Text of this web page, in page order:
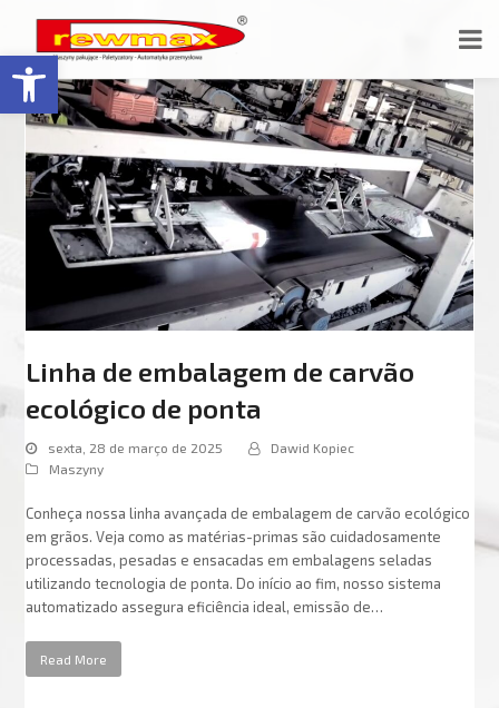
Open toolbar
Linha de embalagem de carvão
ecológico de ponta
sexta, 28 de março de 2025
Dawid Kopiec
Maszyny
Conheça nossa linha avançada de embalagem de carvão ecológico
em grãos. Veja como as matérias-primas são cuidadosamente
processadas, pesadas e ensacadas em embalagens seladas
utilizando tecnologia de ponta. Do início ao fim, nosso sistema
automatizado assegura eficiência ideal, emissão de…
Read More